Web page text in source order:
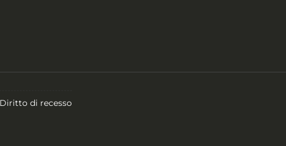
Diritto di recesso